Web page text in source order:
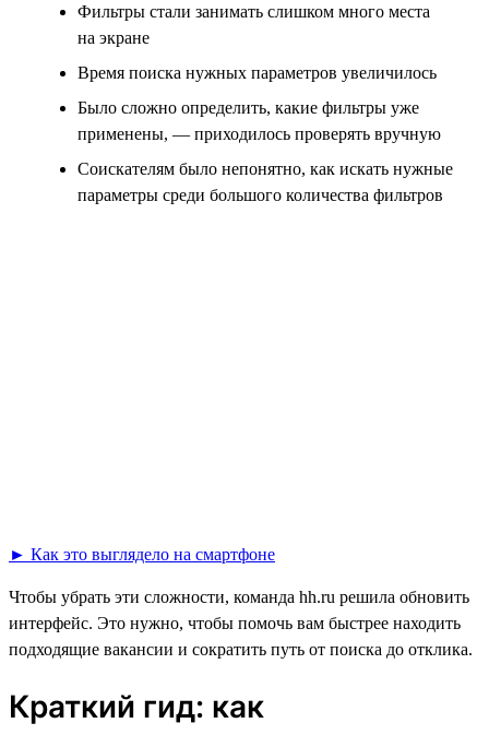
Фильтры стали занимать слишком много места
на экране
Время поиска нужных параметров увеличилось
Было сложно определить, какие фильтры уже
применены, — приходилось проверять вручную
Соискателям было непонятно, как искать нужные
параметры среди большого количества фильтров
► Как это выглядело на смартфоне
Чтобы убрать эти сложности, команда hh.ru решила обновить
интерфейс. Это нужно, чтобы помочь вам быстрее находить
подходящие вакансии и сократить путь от поиска до отклика.
Краткий гид: как